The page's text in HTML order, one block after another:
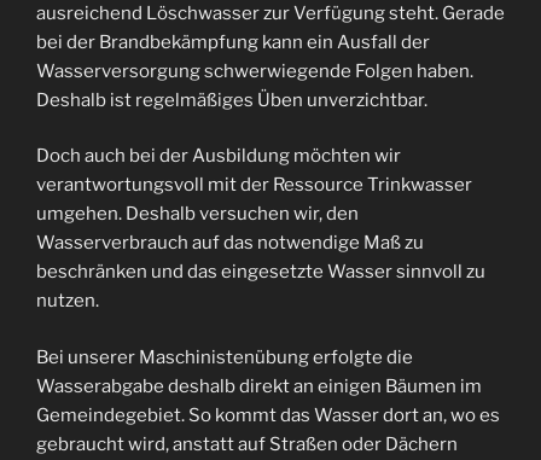
ausreichend Löschwasser zur Verfügung steht. Gerade
bei der Brandbekämpfung kann ein Ausfall der
Wasserversorgung schwerwiegende Folgen haben.
Deshalb ist regelmäßiges Üben unverzichtbar.
Doch auch bei der Ausbildung möchten wir
verantwortungsvoll mit der Ressource Trinkwasser
umgehen. Deshalb versuchen wir, den
Wasserverbrauch auf das notwendige Maß zu
beschränken und das eingesetzte Wasser sinnvoll zu
nutzen.
Bei unserer Maschinistenübung erfolgte die
Wasserabgabe deshalb direkt an einigen Bäumen im
Gemeindegebiet. So kommt das Wasser dort an, wo es
gebraucht wird, anstatt auf Straßen oder Dächern